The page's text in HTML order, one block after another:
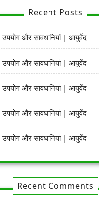
Recent Posts
और सावधानियां | आयुर्वेद
और सावधानियां | आयुर्वेद
और सावधानियां | आयुर्वेद
और सावधानियां | आयुर्वेद
और सावधानियां | आयुर्वेद
Recent Comments